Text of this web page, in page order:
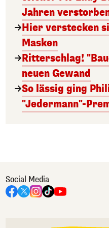
Jahren
Hier verstecken
Masken
Ritterschlag!
neuen Gewand
So lässig ging
"Jedermann"-
Social Media